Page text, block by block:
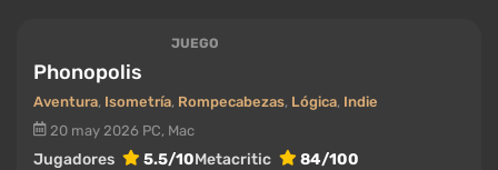
JUEGO
Phonopolis
Aventura, Isometría, Rompecabezas, Lógica, Indie
20 may 2026 PC, Mac
Jugadores 5.5/10Metacritic
84/100